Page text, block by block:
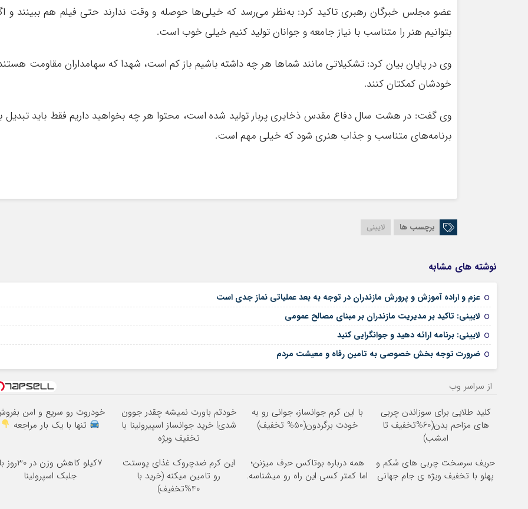
عضو مجلس خبرگان رهبری تاکید کرد: به‌نظر می‌رسد که خیلی‌ها حوصله و وقت ندارند حتی فیلم هم ببینند و
بتوانیم هنر را متناسب با نیاز جامعه و جوانان تولید کنیم خیلی خوب است.
وی در پایان بیان کرد: تشکیلاتی مانند شماها هر چه داشته باشیم باز کم است، شهدا که سهامداران مقاومت
خودشان کمکتان کنند.
وی گفت: در هشت سال دفاع مقدس ذخایری پربار تولید شده است، محتوا هر چه بخواهید داریم فقط باید تبدیل
برنامه‌های متناسب و جذاب هنری شود که خیلی مهم است‌.
برچسب ها لایینی
نوشته های مشابه
عزم و اراده آموزش و پرورش مازندران در توجه به بعد عملیاتی نماز جدی است
لایینی: تاکید بر مدیریت مازندران بر مبنای مصالح عمومی
لایینی: برنامه ارائه دهید و جوانگرایی کنید
ضرورت توجه بخش خصوصی به تامین رفاه و معیشت مردم
از سراسر وب
کلید طلایی برای سوزاندن چربی
های مزاحم بدن(60%تخفیف تا
امشب)
با این کرم جوانساز، جوانی رو به
خودت برگردون(50% تخفیف)
خودتم باورت نمیشه چقدر جوون
شدی! خرید جوانساز اسپیرولینا با
تخفیف ویژه
خودروت رو سریع و امن
تنها با یک بار مراجعه
حریف سرسخت چربی های شکم و
پهلو با تخفیف ویژه ی جام جهانی
همه درباره بوتاکس حرف میزنن؛
اما کمتر کسی این راه رو میشناسه.
این کرم ضدچروک غذای پوستت
رو تامین میکنه (خرید با
40%تخفیف)
7کیلو کاهش وزن در 30روز با
جلبک اسپرولینا